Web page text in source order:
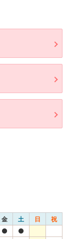
金 土 日 祝